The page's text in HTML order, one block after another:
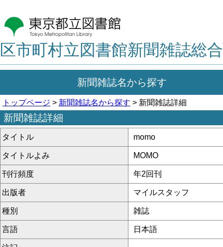
区市町村立図書館新聞雑誌総
新聞雑誌名から探す
トップページ > 新聞雑誌名から探す > 新聞雑誌詳細
新聞雑誌詳細
タイトル momo
タイトルよみ MOMO
刊行頻度 年2回刊
出版者 マイルスタッフ
種別 雑誌
言語 日本語